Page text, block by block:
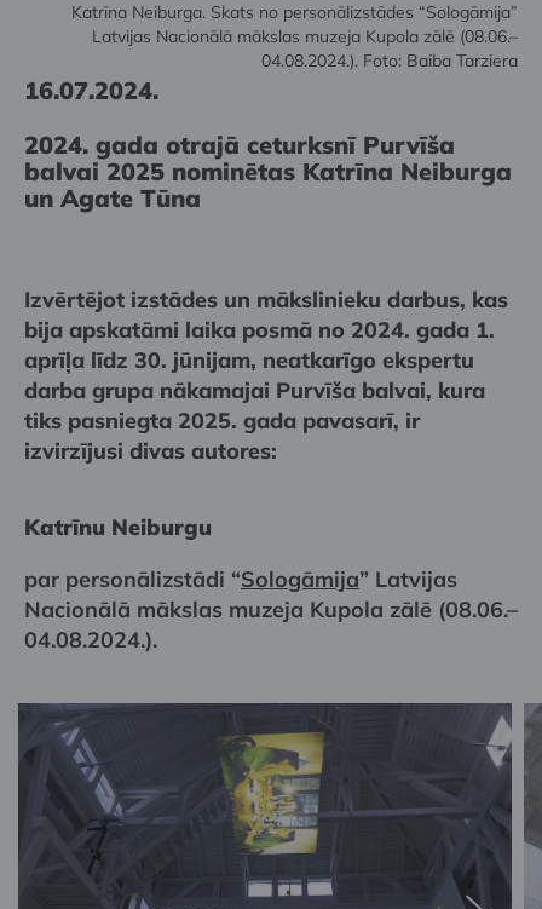
Katrīna Neiburga. Skats no personālizstādes “Sologāmija”
Latvijas Nacionālā mākslas muzeja Kupola zālē (08.06.–
04.08.2024.). Foto: Baiba Tarziera
16.07.2024.
2024. gada otrajā ceturksnī Purvīša
balvai 2025 nominētas Katrīna Neiburga
un Agate Tūna
Izvērtējot izstādes un mākslinieku darbus, kas
bija apskatāmi laika posmā no 2024. gada 1.
aprīļa līdz 30. jūnijam, neatkarīgo ekspertu
darba grupa nākamajai Purvīša balvai, kura
tiks pasniegta 2025. gada pavasarī, ir
izvirzījusi divas autores:
Katrīnu Neiburgu
par personālizstādi “Sologāmija” Latvijas
Nacionālā mākslas muzeja Kupola zālē (08.06.–
04.08.2024.).